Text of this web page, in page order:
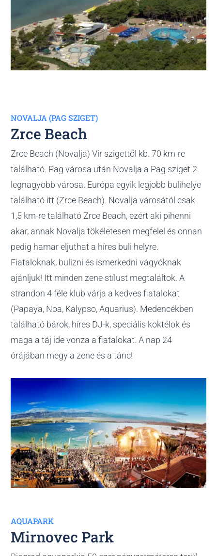
NOVALJA (PAG SZIGET)
Zrce Beach
Zrce Beach (Novalja) Vir szigettől kb. 70 km-re
található. Pag városa után Novalja a Pag sziget 2.
legnagyobb városa. Európa egyik legjobb bulihelye
található itt (Zrce Beach). Novalja városától csak
1,5 km-re található Zrce Beach, ezért aki pihenni
akar, annak Novalja tökéletesen megfelel és onnan
pedig hamar eljuthat a híres buli helyre.
Fiataloknak, bulizni és ismerkedni vágyóknak
ajánljuk! Itt minden zene stílust megtaláltok. A
strandon 4 féle klub várja a kedves fiatalokat
(Papaya, Noa, Kalypso, Aquarius). Medencékben
található bárok, híres DJ-k, speciális koktélok és
maga a táj ide vonza a fiatalokat. A nap 24
órájában megy a zene és a tánc!
AQUAPARK
Mirnovec Park